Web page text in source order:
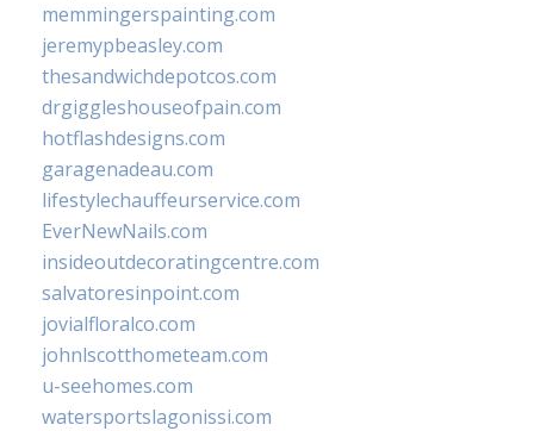
memmingerspainting.com
jeremypbeasley.com
thesandwichdepotcos.com
drgiggleshouseofpain.com
hotflashdesigns.com
garagenadeau.com
lifestylechauffeurservice.com
EverNewNails.com
insideoutdecoratingcentre.com
salvatoresinpoint.com
jovialfloralco.com
johnlscotthometeam.com
u-seehomes.com
watersportslagonissi.com